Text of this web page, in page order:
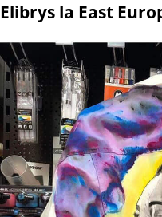
Elibrys la East